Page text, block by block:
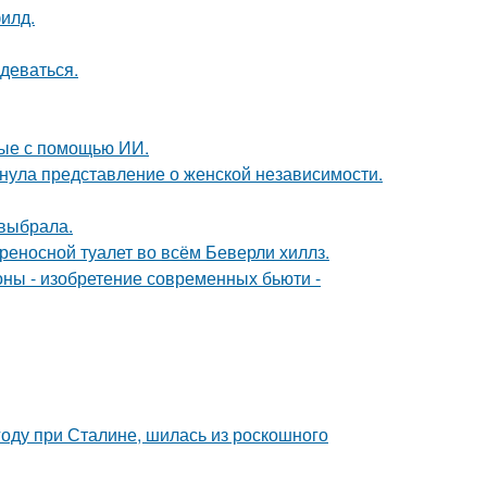
с помощью ИИ.
представление о женской независимости.
туалет во всём Беверли хиллз.
- изобретение современных бьюти -
при Сталине, шилась из роскошного